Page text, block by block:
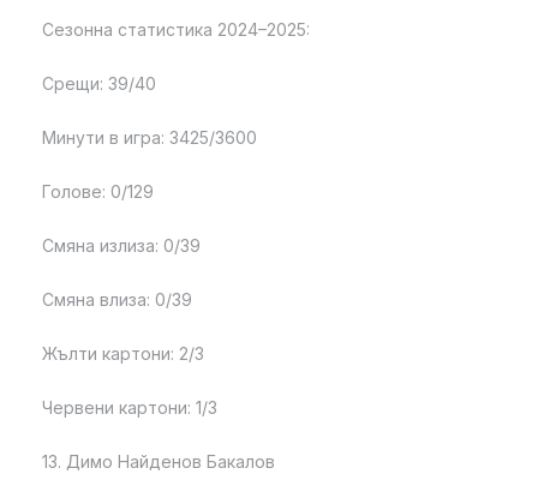
Сезонна статистика 2024–2025:
Срещи: 39/40
Минути в игра: 3425/3600
Голове: 0/129
Смяна излиза: 0/39
Смяна влиза: 0/39
Жълти картони: 2/3
Червени картони: 1/3
13. Димо Найденов Бакалов